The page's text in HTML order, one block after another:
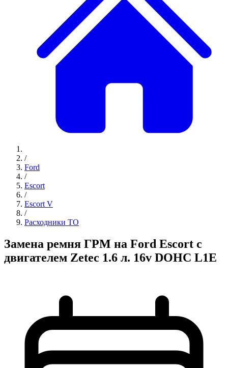
/
Ford
/
Escort
/
Escort V
/
Расходники ТО
Замена ремня ГРМ на Ford Escort с
двигателем Zetec 1.6 л. 16v DOHC L1E